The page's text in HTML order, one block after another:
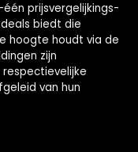
prijsvergelijkings-
biedt die
hoogte houdt via de
zijn
van hun